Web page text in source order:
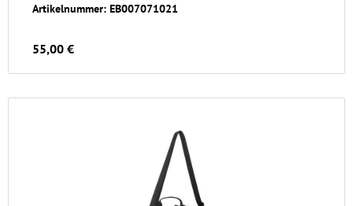
Artikelnummer: EB007071021
55,00 €